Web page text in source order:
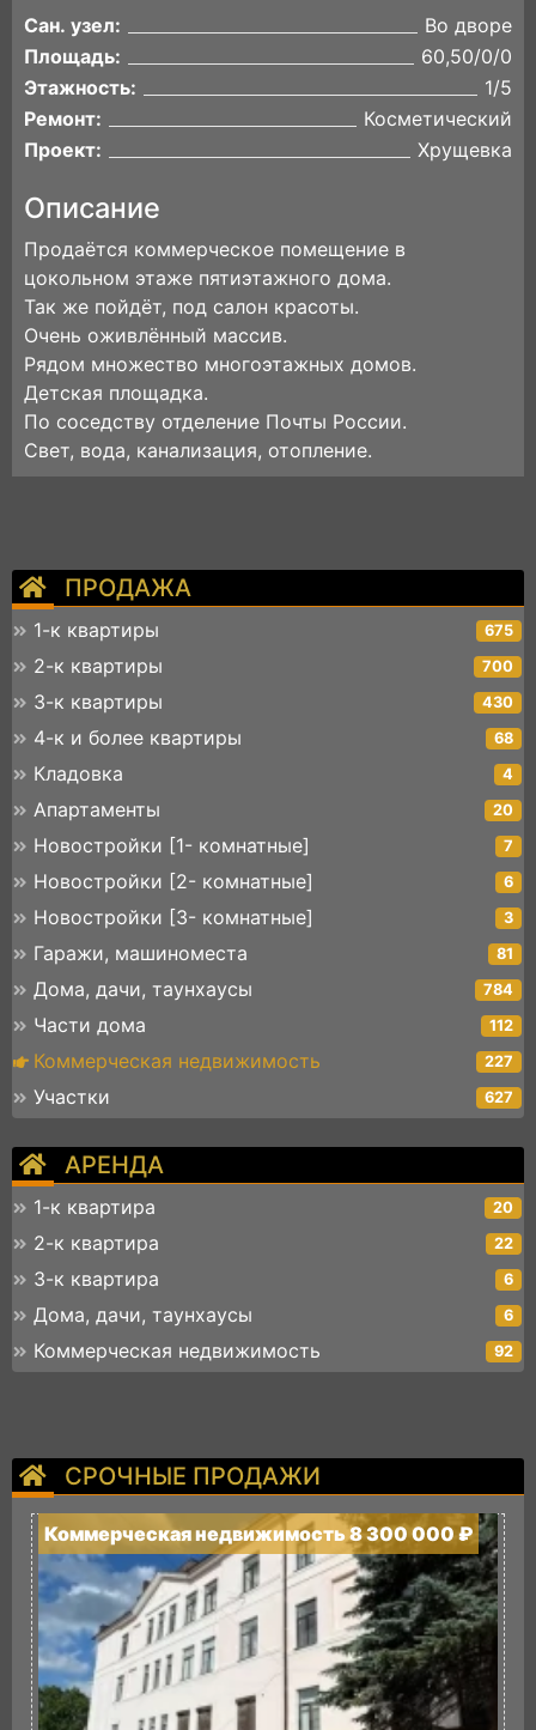
ПРОДАЖА
1-к квартиры 675
2-к квартиры 700
3-к квартиры 430
4-к и более квартиры 68
Кладовка 4
Апартаменты 20
Новостройки [1- комнатные] 7
Новостройки [2- комнатные] 6
Новостройки [3- комнатные] 3
Гаражи, машиноместа 81
Дома, дачи, таунхаусы 784
Части дома 112
Коммерческая недвижимость 227
Участки 627
АРЕНДА
1-к квартира 20
2-к квартира 22
3-к квартира 6
Дома, дачи, таунхаусы 6
Коммерческая недвижимость 92
Сан. узел:
Во дворе
Площадь:
60,50/0/0
Этажность:
1/5
Ремонт:
Косметический
Проект:
Хрущевка
Описание
Продаётся коммерческое помещение в
цокольном этаже пятиэтажного дома.
Так же пойдёт, под салон красоты.
Очень оживлённый массив.
Рядом множество многоэтажных домов.
Детская площадка.
По соседству отделение Почты России.
Свет, вода, канализация, отопление.
СРОЧНЫЕ ПРОДАЖИ
Коммерческая недвижимость 8 300 000 ₽